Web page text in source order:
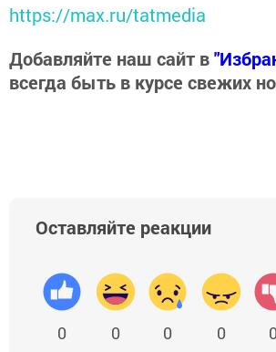
https://max.ru/tatmedia
Добавляйте наш сайт в
всегда быть в курсе свежих
Оставляйте реакции
0 0 0 0 0